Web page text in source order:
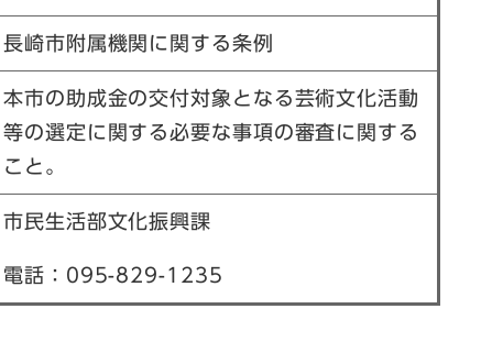
長崎市附属機関に関する条例
本市の助成金の交付対象となる芸術文化活動
等の選定に関する必要な事項の審査に関する
こと。
市民生活部文化振興課
電話：095-829-1235